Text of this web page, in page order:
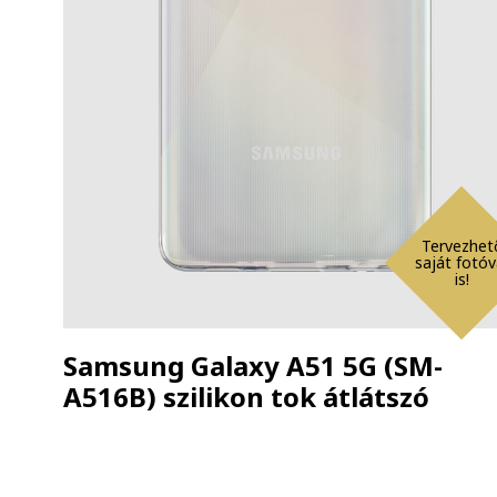
saját
is!
Samsung Galaxy A51 5G (SM-
A516B) szilikon tok átlátszó